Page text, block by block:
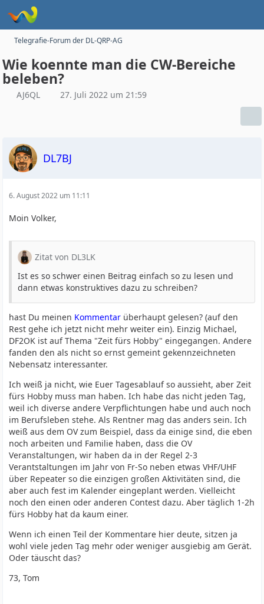
Telegrafie-Forum der DL-QRP-AG
Wie koennte man die CW-Bereiche
beleben?
AJ6QL 27. Juli 2022 um 21:59
DL7BJ
6. August 2022 um 11:11
Moin Volker,
Zitat von DL3LK
Ist es so schwer einen Beitrag einfach so zu lesen und
dann etwas konstruktives dazu zu schreiben?
hast Du meinen Kommentar überhaupt gelesen? (auf den
Rest gehe ich jetzt nicht mehr weiter ein). Einzig Michael,
DF2OK ist auf Thema "Zeit fürs Hobby" eingegangen. Andere
fanden den als nicht so ernst gemeint gekennzeichneten
Nebensatz interessanter.
Ich weiß ja nicht, wie Euer Tagesablauf so aussieht, aber Zeit
fürs Hobby muss man haben. Ich habe das nicht jeden Tag,
weil ich diverse andere Verpflichtungen habe und auch noch
im Berufsleben stehe. Als Rentner mag das anders sein. Ich
weiß aus dem OV zum Beispiel, dass da einige sind, die eben
noch arbeiten und Familie haben, dass die OV
Veranstaltungen, wir haben da in der Regel 2-3
Verantstaltungen im Jahr von Fr-So neben etwas VHF/UHF
über Repeater so die einzigen großen Aktivitäten sind, die
aber auch fest im Kalender eingeplant werden. Vielleicht
noch den einen oder anderen Contest dazu. Aber täglich 1-2h
fürs Hobby hat da kaum einer.
Wenn ich einen Teil der Kommentare hier deute, sitzen ja
wohl viele jeden Tag mehr oder weniger ausgiebig am Gerät.
Oder täuscht das?
73, Tom